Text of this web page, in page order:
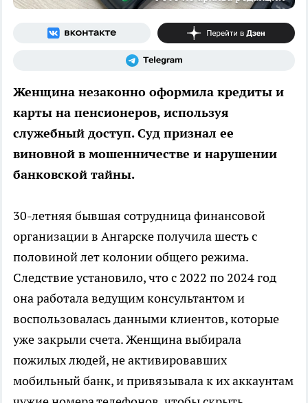
Женщина незаконно оформила кредиты и
карты на пенсионеров, используя
служебный доступ. Суд признал ее
виновной в мошенничестве и нарушении
банковской тайны.
30-летняя бывшая сотрудница финансовой
организации в Ангарске получила шесть с
половиной лет колонии общего режима.
Следствие установило, что с 2022 по 2024 год
она работала ведущим консультантом и
воспользовалась данными клиентов, которые
уже закрыли счета. Женщина выбирала
пожилых людей, не активировавших
мобильный банк, и привязывала к их аккаунтам